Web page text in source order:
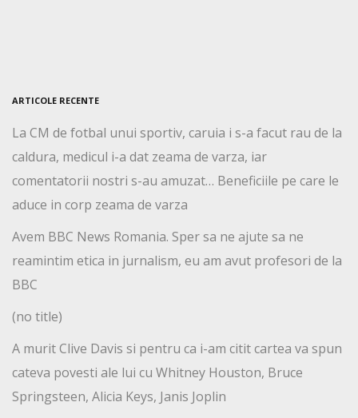
ARTICOLE RECENTE
La CM de fotbal unui sportiv, caruia i s-a facut rau de la
caldura, medicul i-a dat zeama de varza, iar
comentatorii nostri s-au amuzat… Beneficiile pe care le
aduce in corp zeama de varza
Avem BBC News Romania. Sper sa ne ajute sa ne
reamintim etica in jurnalism, eu am avut profesori de la
BBC
(no title)
A murit Clive Davis si pentru ca i-am citit cartea va spun
cateva povesti ale lui cu Whitney Houston, Bruce
Springsteen, Alicia Keys, Janis Joplin